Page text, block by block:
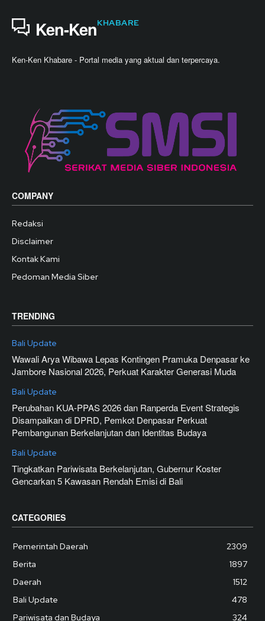
Ken-KenKHABARE
Ken-Ken Khabare - Portal media yang aktual dan terpercaya.
COMPANY
Redaksi
Disclaimer
Kontak Kami
Pedoman Media Siber
TRENDING
Bali Update
Wawali Arya Wibawa Lepas Kontingen Pramuka Denpasar ke
Jambore Nasional 2026, Perkuat Karakter Generasi Muda
Bali Update
Perubahan KUA-PPAS 2026 dan Ranperda Event Strategis
Disampaikan di DPRD, Pemkot Denpasar Perkuat
Pembangunan Berkelanjutan dan Identitas Budaya
Bali Update
Tingkatkan Pariwisata Berkelanjutan, Gubernur Koster
Gencarkan 5 Kawasan Rendah Emisi di Bali
CATEGORIES
Pemerintah Daerah
2309
Berita
1897
Daerah
1512
Bali Update
478
Pariwisata dan Budaya
324